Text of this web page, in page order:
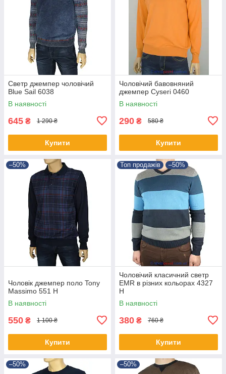
Светр джемпер чоловічий
Blue Sail 6038
В наявності
645 ₴ 1 290 ₴
Купити
Чоловічий бавовняний
джемпер Cyseri 0460
В наявності
290 ₴ 580 ₴
Купити
–50%
Чоловік джемпер поло Tony
Massimo 551 Н
В наявності
550 ₴ 1 100 ₴
Купити
Топ продажів –50%
Чоловічий класичний светр
EMR в різних кольорах 4327
Н
В наявності
380 ₴ 760 ₴
Купити
–50% –50%